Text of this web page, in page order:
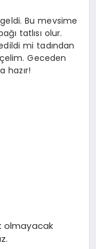
Bu mevsime
tatlısı olur.
mi tadından
Geceden
hazır!
olmayacak